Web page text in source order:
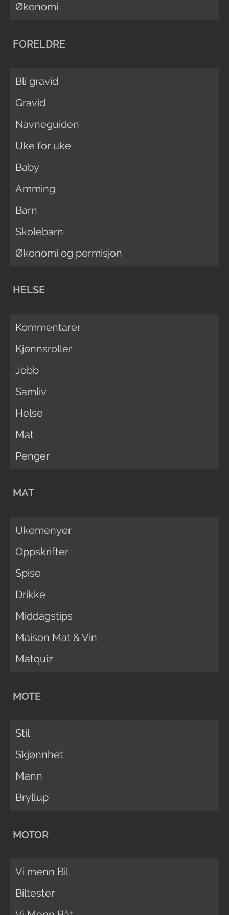
Økonomi
FORELDRE
Bli gravid
Gravid
Navneguiden
Uke for uke
Baby
Amming
Barn
Skolebarn
Økonomi og permisjon
HELSE
Kommentarer
Kjønnsroller
Jobb
Samliv
Helse
Mat
Penger
MAT
Ukemenyer
Oppskrifter
Spise
Drikke
Middagstips
Maison Mat & Vin
Matquiz
MOTE
Stil
Skjønnhet
Mann
Bryllup
MOTOR
Vi menn Bil
Biltester